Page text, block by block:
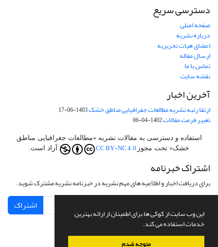
این وب سایت از کوکی ها برای اطمینان از ارائه بهترین
خدمات استفاده می کند.
متوجه شدم
دسترسی سریع
صفحه اصلی
درباره نشریه
اعضای هیات تحریریه
ارسال مقاله
تماس با ما
نقشه سایت
آخرین اخبار
ارتقا رتبه نشریه مطالعات جفرافیایی مناطق خشک1403-06-17
تغییر فرمت مقالات1402-04-06
استفاده و دسترسی به مقالات نشریه «مطالعات جغرافیایی مناطق
خشک» تحت مجوز CC BY-NC 4.0 آزاد است.
اشتراک خبرنامه
برای دریافت اخبار و اطلاعیه های مهم نشریه در خبرنامه نشریه مشترک شوید.
اشتراک